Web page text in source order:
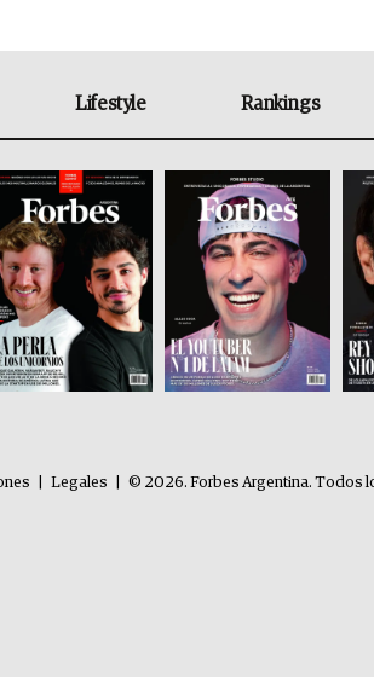
Lifestyle Rankings
Legales
© 2026. Forbes Argentina. Todos